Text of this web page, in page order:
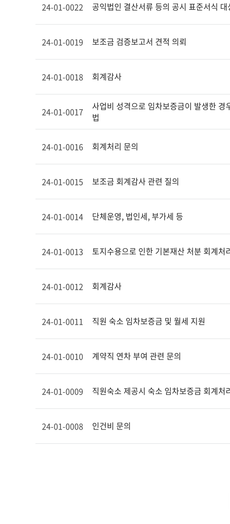
24-01-0022 공익법인 결산서류 등의 공시 표준서식 대
24-01-0019 보조금 검증보고서 견적 의뢰
24-01-0018 회계감사
24-01-0017
사업비 성격으로 임차보증금이 발생한 경
법
24-01-0016 회계처리 문의
24-01-0015 보조금 회계감사 관련 질의
24-01-0014 단체운영, 법인세, 부가세 등
24-01-0013 토지수용으로 인한 기본재산 처분 회계처
24-01-0012 회계감사
24-01-0011 직원 숙소 임차보증금 및 월세 지원
24-01-0010 계약직 연차 부여 관련 문의
24-01-0009 직원숙소 제공시 숙소 임차보증금 회계처
24-01-0008 인건비 문의